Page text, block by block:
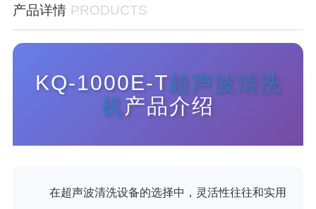
产品详情 PRODUCTS
KQ-1000E-T超声波清洗
机产品介绍
在超声波清洗设备的选择中，灵活性往往和实用